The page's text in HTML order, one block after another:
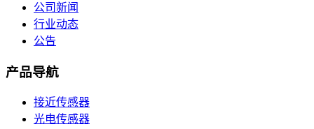
公司新闻
行业动态
公告
产品导航
接近传感器
光电传感器